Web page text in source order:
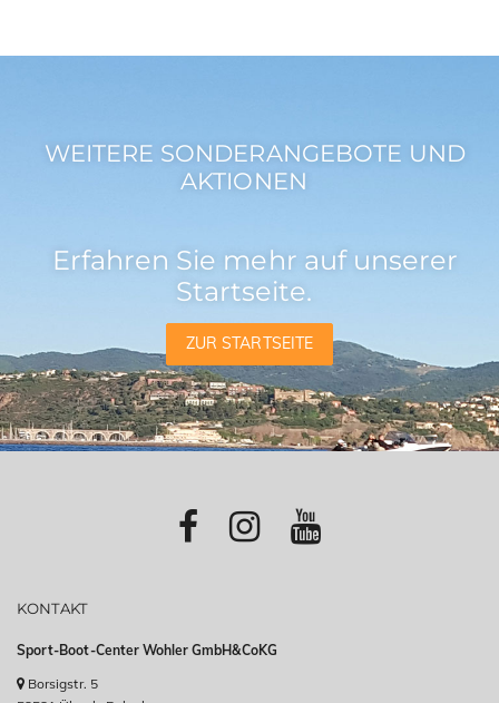
WEITERE SONDERANGEBOTE UND
AKTIONEN
Erfahren Sie mehr auf unserer
Startseite.
ZUR STARTSEITE
KONTAKT
Sport-Boot-Center Wohler GmbH&CoKG
Borsigstr. 5